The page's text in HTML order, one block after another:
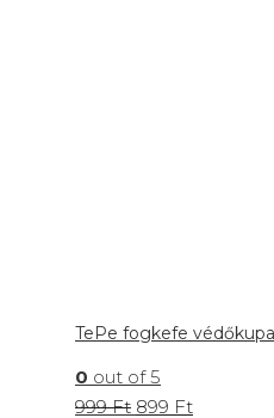
TePe fogkefe
0 out of 5
999Ft 899 Ft